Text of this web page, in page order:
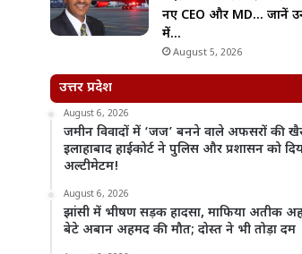
नए CEO और MD… जानें
में…
August 5, 2026
उत्तर प्रदेश
August 6, 2026
जमीन विवादों में ‘जज’ बनने वाले अफसरों की
इलाहाबाद हाईकोर्ट ने पुलिस और प्रशासन को
अल्टीमेटम!
August 6, 2026
झांसी में भीषण सड़क हादसा, माफिया अतीक
बेटे अबान अहमद की मौत; दोस्त ने भी तोड़ा दम